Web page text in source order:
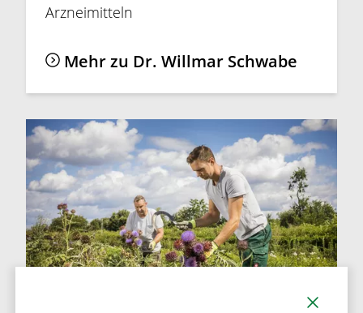
Arzneimitteln
Mehr zu Dr. Willmar Schwabe